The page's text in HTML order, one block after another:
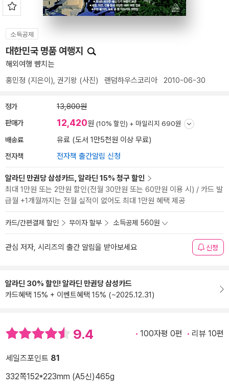
소득공제
대한민국 명품 여행지
해외여행 뺨치는
홍민정 (지은이), 권기왕 (사진) 랜덤하우스코리아 2010-06-30
정가 13,800원
판매가 12,420원 (10% 할인) + 마일리지 690원
배송료 유료 (도서 1만5천원 이상 무료)
전자책 전자책 출간알림 신청
알라딘 만권당 삼성카드, 알라딘 15% 청구 할인
최대 1만원 또는 2만원 할인(전월 30만원 또는 60만원 이용 시) / 카드 발
급월 +1개월까지는 전월 실적이 없어도 최대 1만원 혜택 제공
카드/간편결제 할인 무이자 할부 소득공제 560원
관심 저자, 시리즈의 출간 알림을 받아보세요 신청
알라딘 30% 할인! 알라딘 만권당 삼성카드
카드혜택 15% + 이벤트혜택 15% (~2025.12.31)
9.4 100자평 0편 리뷰 10편
세일즈포인트 81
332쪽152*223mm (A5신)465g